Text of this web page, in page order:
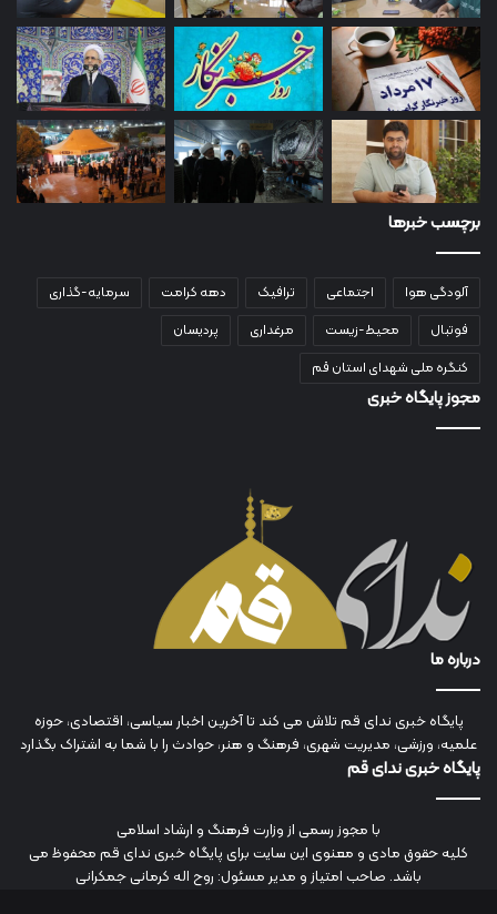
برچسب خبرها
آلودگی هوا اجتماعی ترافیک دهه کرامت
سرمایه-گذاری
فوتبال
محیط-زیست مرغداری
پردیسان
کنگره ملی شهدای استان قم
مجوز پایگاه خبری
درباره ما
پایگاه خبری ندای قم تلاش می کند تا آخرین اخبار سیاسی، اقتصادی، حوزه
علمیه، ورزشی، مدیریت شهری، فرهنگ و هنر، حوادث را با شما به اشتراک بگذارد
پایگاه خبری ندای قم
با مجوز رسمی از وزارت فرهنگ و ارشاد اسلامی
کلیه حقوق مادی و معنوی این سایت برای پایگاه خبری ندای قم محفوظ می
باشد. صاحب امتیاز و مدیر مسئول: روح اله کرمانی جمکرانی